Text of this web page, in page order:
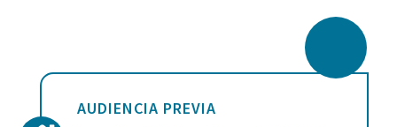
AUDIENCIA PREVIA